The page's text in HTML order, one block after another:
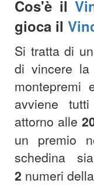
Cos'è il
gioca il
Si tratta di
di vincere
montepremi
avviene
attorno alle
un premio
schedina
2 numeri della